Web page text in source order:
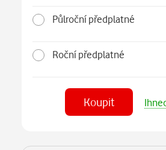
Půlroční předplatné
Roční předplatné
Koupit